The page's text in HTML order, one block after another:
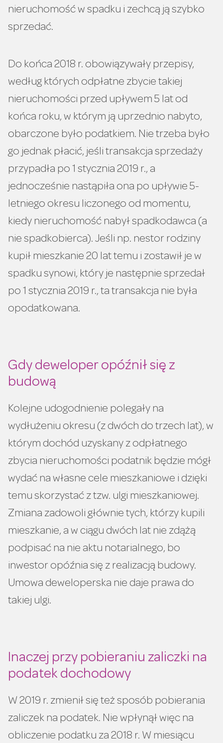
nieruchomość w spadku i zechcą ją szybko
sprzedać.
Do końca 2018 r. obowiązywały przepisy,
według których odpłatne zbycie takiej
nieruchomości przed upływem 5 lat od
końca roku, w którym ją uprzednio nabyto,
obarczone było podatkiem. Nie trzeba było
go jednak płacić, jeśli transakcja sprzedaży
przypadła po 1 stycznia 2019 r., a
jednocześnie nastąpiła ona po upływie 5-
letniego okresu liczonego od momentu,
kiedy nieruchomość nabył spadkodawca (a
nie spadkobierca). Jeśli np. nestor rodziny
kupił mieszkanie 20 lat temu i zostawił je w
spadku synowi, który je następnie sprzedał
po 1 stycznia 2019 r., ta transakcja nie była
opodatkowana.
Gdy deweloper opóźnił się z
budową
Kolejne udogodnienie polegały na
wydłużeniu okresu (z dwóch do trzech lat), w
którym dochód uzyskany z odpłatnego
zbycia nieruchomości podatnik będzie mógł
wydać na własne cele mieszkaniowe i dzięki
temu skorzystać z tzw. ulgi mieszkaniowej.
Zmiana zadowoli głównie tych, którzy kupili
mieszkanie, a w ciągu dwóch lat nie zdążą
podpisać na nie aktu notarialnego, bo
inwestor opóźnia się z realizacją budowy.
Umowa deweloperska nie daje prawa do
takiej ulgi.
Inaczej przy pobieraniu zaliczki na
podatek dochodowy
W 2019 r. zmienił się też sposób pobierania
zaliczek na podatek. Nie wpłynął więc na
obliczenie podatku za 2018 r. W miesiącu